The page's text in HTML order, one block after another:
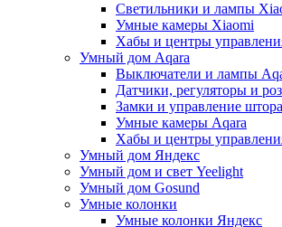
Светильники и лампы
Умные камеры Xiaomi
Хабы и центры
Умный дом Aqara
Выключатели и лампы
Датчики, регуляторы и
Замки и управление
Умные камеры Aqara
Хабы и центры
Умный дом Яндекс
Умный дом и свет Yeelight
Умный дом Gosund
Умные колонки
Умные колонки Яндекс